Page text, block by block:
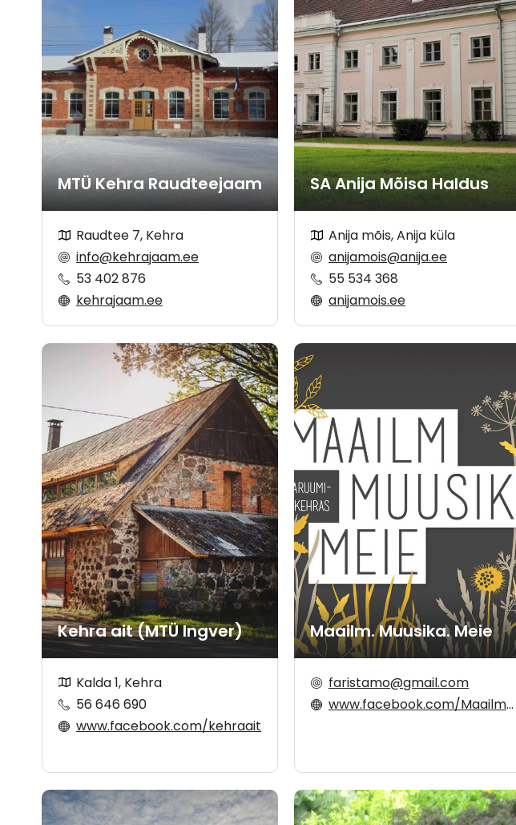
MTÜ Kehra Raudteejaam
Raudtee 7, Kehra
info@kehrajaam.ee
53 402 876
kehrajaam.ee
SA Anija Mõisa Haldus
Anija mõis, Anija küla
anijamois@anija.ee
55 534 368
anijamois.ee
Kehra ait (MTÜ Ingver)
Kalda 1, Kehra
56 646 690
www.facebook.com/kehraait
Maailm. Muusika. Meie
faristamo@gmail.com
www.facebook.com/Maailm.Muusika.Meie